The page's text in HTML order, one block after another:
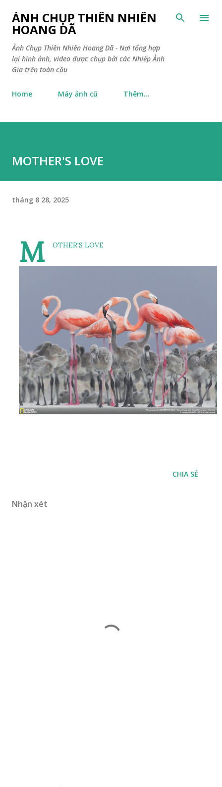
Chuyển đến nội dung chính
ẢNH CHỤP THIÊN NHIÊN
HOANG DÃ
Ảnh Chụp Thiên Nhiên Hoang Dã - Nơi tổng hợp
lại hình ảnh, video được chụp bởi các Nhiếp Ảnh
Gia trên toàn cầu
Home Máy ảnh cũ Thêm…
MOTHER'S LOVE
tháng 8 28, 2025
M OTHER'S LOVE
CHIA SẺ
Nhận xét